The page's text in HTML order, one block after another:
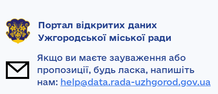
Портал відкритих даних
Ужгородської міської ради
Якщо ви маєте зауваження або
пропозиції, будь ласка, напишіть
нам: help@data.rada-uzhgorod.gov.ua